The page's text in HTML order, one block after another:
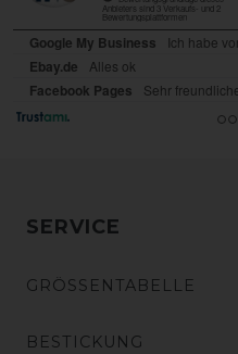
SERVICE
GRÖSSENTABELLE
BESTICKUNG